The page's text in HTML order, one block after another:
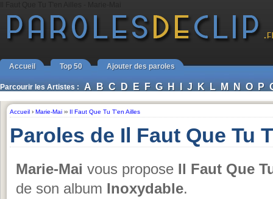
Accueil Top 50 Ajouter des paroles
Parcourir les Artistes : A B C D E F G H I J K L M N O P
Accueil › Marie-Mai ›› Il Faut Que Tu T'en Ailles
Paroles de Il Faut Que Tu
Marie-Mai vous propose Il Faut Que
de son album Inoxydable.